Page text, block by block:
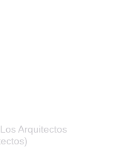
Arquitectos